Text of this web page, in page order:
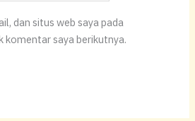
dan situs web saya pada
komentar saya berikutnya.